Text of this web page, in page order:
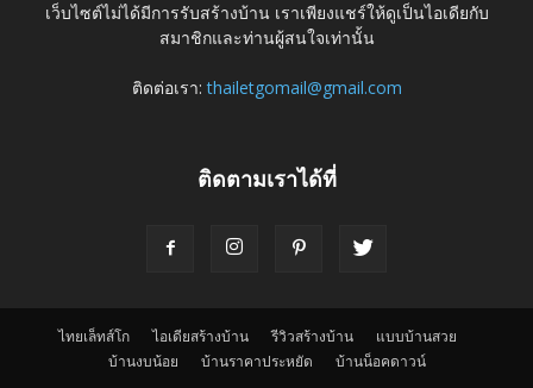
เว็บไซต์ไม่ได้มีการรับสร้างบ้าน เราเพียงแชร์ให้ดูเป็นไอเดียกับ
สมาชิกและท่านผู้สนใจเท่านั้น
ติดต่อเรา:thailetgomail@gmail.com
ติดตามเราได้ที่
ไทยเล็ทส์โก ไอเดียสร้างบ้าน รีวิวสร้างบ้าน
แบบบ้านสวย
บ้านงบน้อย
บ้านราคาประหยัด บ้านน็อคดาวน์